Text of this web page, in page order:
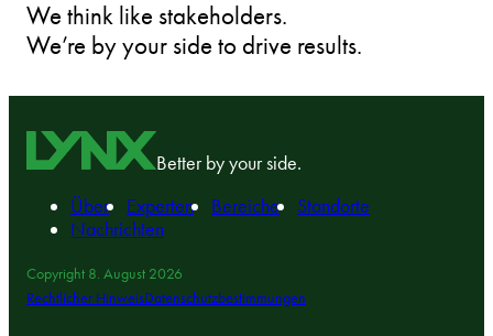
We think like stakeholders.
We’re by your side to drive results.
Better by your side.
Über
Experten Bereiche
Standorte
Nachrichten
Copyright 8. August 2026
Rechtlicher HinweisDatenschutzbestimmungen